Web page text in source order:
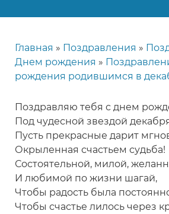
Строка
навигации
Главная Поздравления
Днем рождения
рождения родившимся в
Поздравляю тебя с днем
Под чудесной звездой
Пусть прекрасные дарит
Окрыленная счастьем судьба!
Состоятельной, милой,
И любимой по жизни шагай,
Чтобы радость была
Чтобы счастье лилось через